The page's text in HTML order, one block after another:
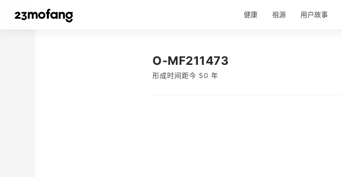
健康 祖源 用户故事
O-MF211473
形成时间距今 50 年